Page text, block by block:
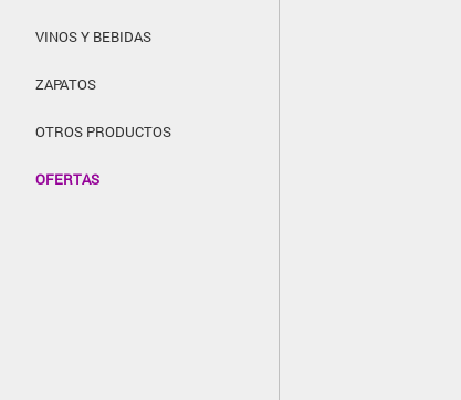
VINOS Y BEBIDAS
ZAPATOS
OTROS PRODUCTOS
OFERTAS